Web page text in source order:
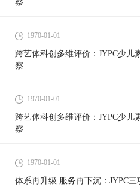
察
1970-01-01
跨艺体科创多维评价：JYPC少儿
察
1970-01-01
跨艺体科创多维评价：JYPC少儿
察
1970-01-01
体系再升级 服务再下沉：JYPC